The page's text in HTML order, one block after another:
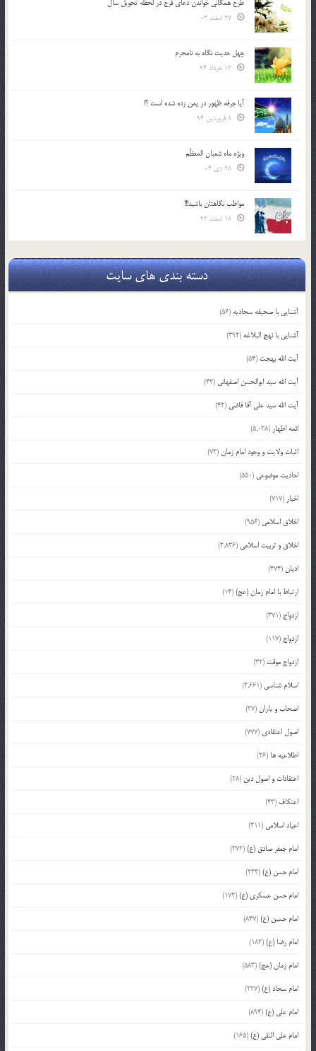
طرح همگانی خواندن دعای فرج در لحظه تحویل سال
چهل حدیث نگاه به نامحرم
آیا جرقه ظهور در یمن زده شده است ؟!
ویژه ماه شعبان المعظّم
مواظب نگاهتان باشید!!!
دسته بندی های سایت
آشنایی با صحیفه سجادیه (56)
آشنایی با نهج البلاغه (392)
آیت الله بهجت (54)
آیت الله سید ابوالحسن اصفهانی (43)
آیت الله سید علی آقا قاضی (42)
ائمه اطهار (5,038)
اثبات ولایت و وجود امام زمان(73)
احادیث موضوعی (550)
اخبار (717)
اخلاق اسلامی (956)
اخلاق و تربیت اسلامی (2,836)
ادیان(474)
ارتباط با امام زمان (عج)(14)
ازدواج (371)
ازدواج (117)
ازدواج موقت (32)
اسلام شناسی (2,661)
اصحاب و یاران(37)
اصول اعتقادی (777)
اطلاعیه ها (26)
اعتقادات و اصول دین (28)
اعتکاف (43)
اعیاد اسلامی (211)
امام جعفر صادق (ع)(372)
امام حسن (ع)(233)
امام حسن عسکری (ع)(172)
امام حسین (ع)(847)
امام رضا (ع)(182)
امام زمان (عج)(583)
امام سجاد (ع)(227)
امام علی (ع)(894)
امام علی النقی (ع)(165)